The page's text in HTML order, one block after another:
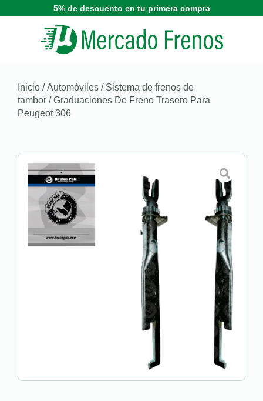
5% de descuento en tu primera compra
Inicio /Automóviles / Sistema de frenos de
tambor / Graduaciones De Freno Trasero Para
Peugeot 306